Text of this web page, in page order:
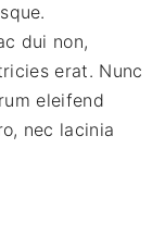
dui non,
erat. Nunc
eleifend
nec lacinia